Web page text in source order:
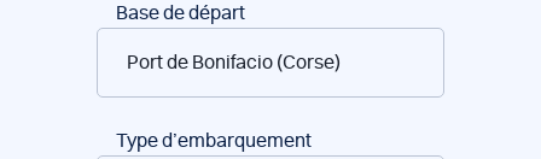
Réservation
bateaux
Base de départ
Type d’embarquement